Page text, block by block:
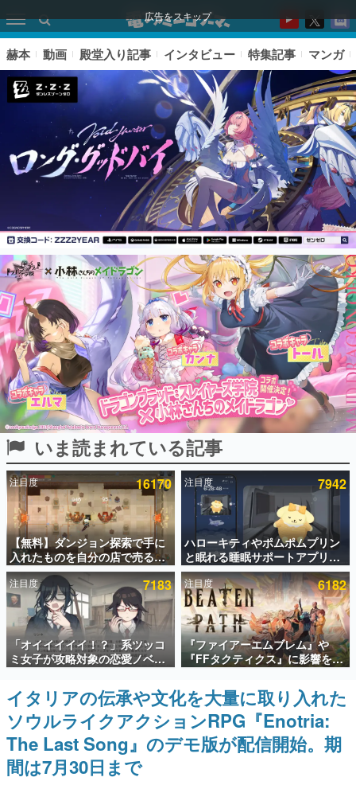
広告をスキップ
ピックアップ
電ファミのいま読まれている記事ランキング
アプリセール情報
インタビュー
連載・特集一覧
殿堂入り記事
SNS拡散数が数千以上！ ページビュー数万以上！ などな
ど。多くの人々に読まれた、電ファミ渾身の“殿堂入り”記
事をまとめました。
ゲームの企画書
名作ゲームクリエイターの方々に製作時のエピソードをお
聞きし、ヒットする企画（ゲーム）とは何か？を探ってい
きます。
赫本
この物語を解いてはいけない。『赫本』は、〈試験問題〉
の形をした短編ホラー小説集です。
新世代に訊く
これからのデジタルゲーム市場を担う若きクリエイター達
の姿を追い、彼らのルーツと情熱を探っていきます。
ゲーム世代の作家たち
ゲームに多大な影響を受けた作家さんに取材し、ゲームが
日本のコンテンツ産業やカルチャーに与えた影響を探る企
画です。
日本モバイルゲーム産業史
日本のモバイルゲーム史における主要なトピック・タイト
赫本 動画 殿堂入り記事 インタビュー 特集記事 マンガ
いま読まれている記事
注目度 16170
【無料】ダンジョン探索で手に
入れたものを自分の店で売るゲ
ーム『Moonlighter』がSteam
にて無料配布中！続編
『Moonlighter 2』の9月2日正
式リリースを記念したキャンペ
ーン
注目度 7942
ハローキティやポムポムプリン
と眠れる睡眠サポートアプリ
『ゆめたび』が配信中。キャラ
ごとのASMRや目覚ましアラー
ムも搭載
注目度 7183
「オイイイイイ！？」系ツッコ
ミ女子が攻略対象の恋愛ノベル
ゲーム『美術部カノジョ』
Steamストアページが公開。
「お前らーそろそろ自重しろ
ー？＾＾」暗黒微笑の夢女子
や、萌え声不思議ちゃん女子と
青春を謳歌
注目度 6182
『ファイアーエムブレム』や
『FFタクティクス』に影響を受
けた新作戦略RPG『Beaten
Path』2027年に発売へ。
PC（Steam）、PS5、Xbox、
Switch向けにリリース予定
イタリアの伝承や文化を大量に取り入れた
ソウルライクアクションRPG『Enotria:
The Last Song』のデモ版が配信開始。期
間は7月30日まで